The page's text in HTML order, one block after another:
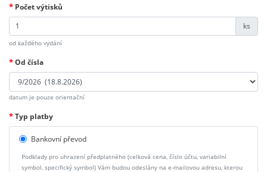
* Počet výtisků
ks
od každého vydání
*Od čísla
datum je pouze orientační
*Typ platby
Bankovní převod
Podklady pro uhrazení předplatného (celková cena, číslo účtu, variabilní
symbol, specifický symbol) Vám budou odeslány na e-mailovou adresu, kterou